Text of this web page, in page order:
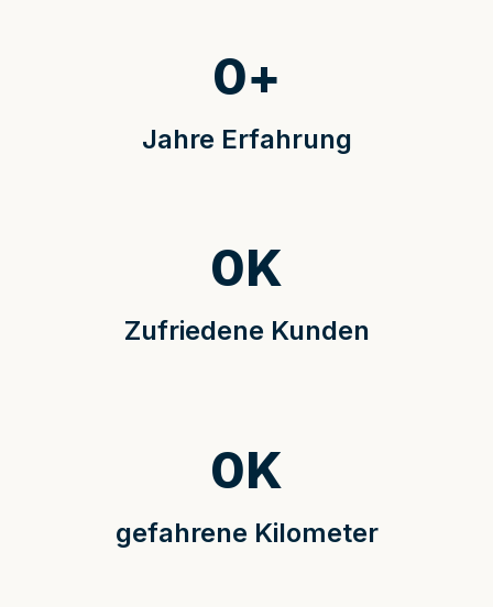
Jahre Erfahrung
0+
Zufriedene Kunden
0K
gefahrene Kilometer
0K